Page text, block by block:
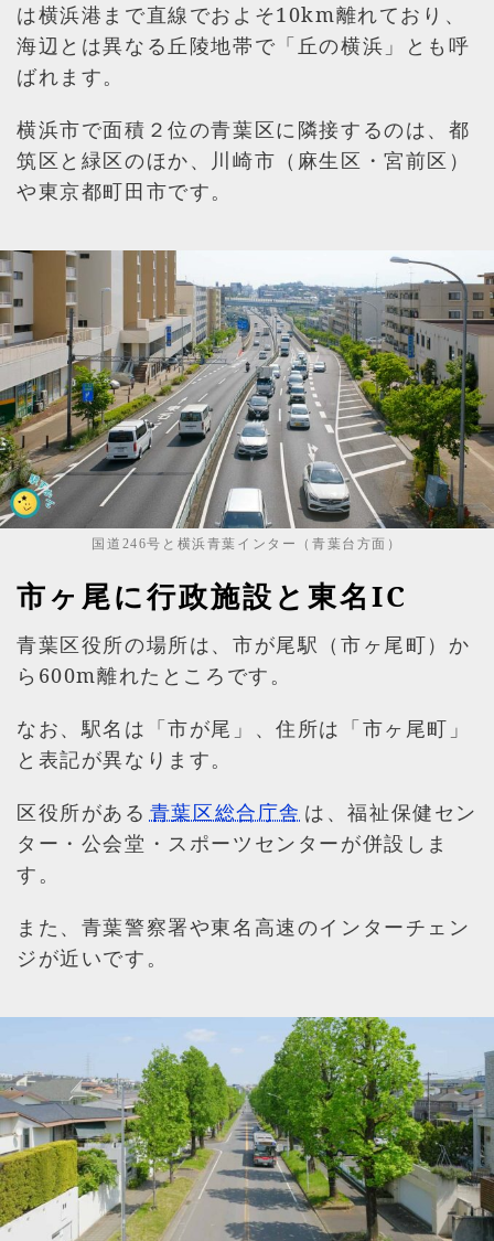
は横浜港まで直線でおよそ10km離れており、
海辺とは異なる丘陵地帯で「丘の横浜」とも呼
ばれます。
横浜市で面積２位の青葉区に隣接するのは、都
筑区と緑区のほか、川崎市（麻生区・宮前区）
や東京都町田市です。
国道246号と横浜青葉インター（青葉台方面）
市ヶ尾に行政施設と東名IC
青葉区役所の場所は、市が尾駅（市ヶ尾町）か
ら600m離れたところです。
なお、駅名は「市が尾」、住所は「市ヶ尾町」
と表記が異なります。
区役所がある 青葉区総合庁舎 は、福祉保健セン
ター・公会堂・スポーツセンターが併設しま
す。
また、青葉警察署や東名高速のインターチェン
ジが近いです。